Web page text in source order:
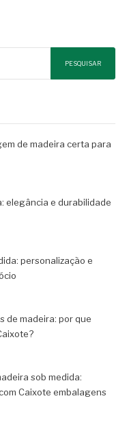
PESQUISAR
de madeira certa para
elegância e durabilidade
personalização e
de madeira: por que
sob medida:
Caixote embalagens